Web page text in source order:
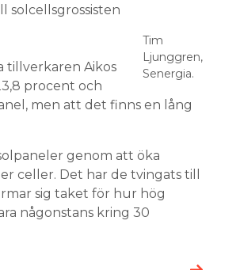
Tim
Ljunggren,
Senergia.
solcellsgrossisten
tillverkaren Aikos
procent och
men att det finns en lång
genom att öka
celler. Det har de tvingats till
sig taket för hur hög
någonstans kring 30